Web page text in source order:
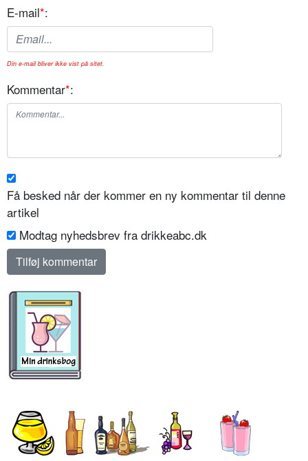
E-mail*:
Din e-mail bliver ikke vist på sitet.
Kommentar*:
Få besked når der kommer en ny kommentar til denne
artikel
Modtag nyhedsbrev fra drikkeabc.dk